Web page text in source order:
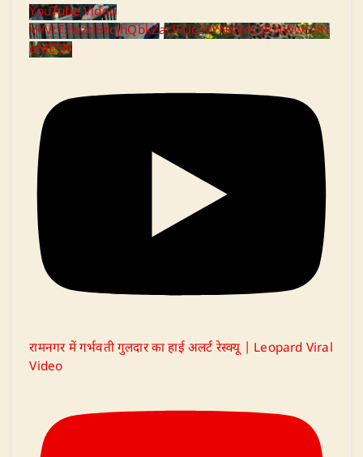
YouTube Video
VVVtT2wzclBtdjhQbkZaclFUc2VYNXVnLlJRNWw5clN
aME5N
रामनगर में गर्भवती गुलदार का हाई अलर्ट रेस्क्यू | Leopard Viral
Video